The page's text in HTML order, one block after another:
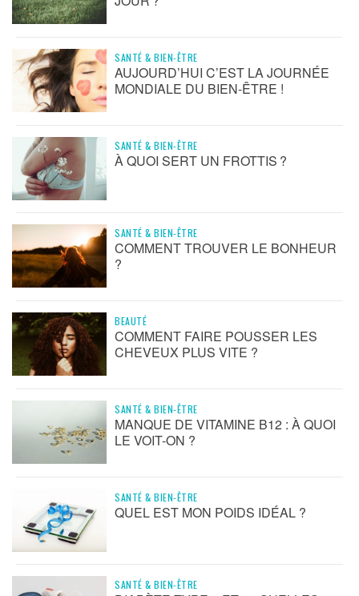
SANTÉ & BIEN-ÊTRE
AUJOURD’HUI C’EST LA JOURNÉE
MONDIALE DU BIEN-ÊTRE !
SANTÉ & BIEN-ÊTRE
À QUOI SERT UN FROTTIS ?
SANTÉ & BIEN-ÊTRE
COMMENT TROUVER LE BONHEUR
?
BEAUTÉ
COMMENT FAIRE POUSSER LES
CHEVEUX PLUS VITE ?
SANTÉ & BIEN-ÊTRE
MANQUE DE VITAMINE B12 : À QUOI
LE VOIT-ON ?
SANTÉ & BIEN-ÊTRE
QUEL EST MON POIDS IDÉAL ?
SANTÉ & BIEN-ÊTRE